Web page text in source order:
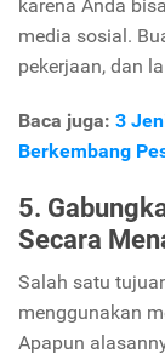
karena Anda
media sosial.
pekerjaan, dan
Baca juga: 3
Berkembang
5.
Secara
Salah satu
menggunakan
Apapun